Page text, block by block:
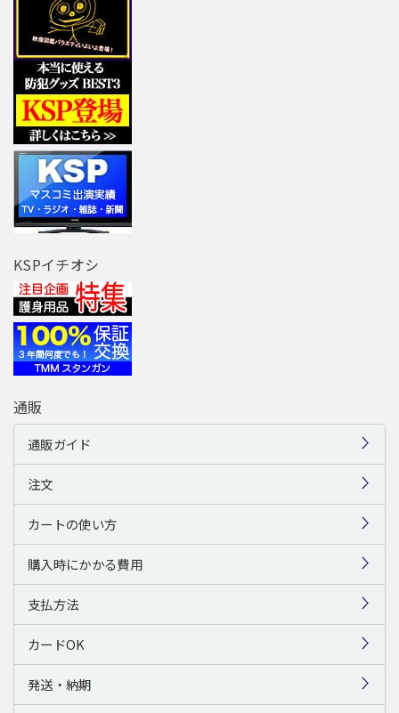
KSPイチオシ
通販
通販ガイド
注文
カートの使い方
購入時にかかる費用
支払方法
カードOK
発送・納期